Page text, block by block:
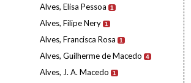
Alves, Elisa Pessoa 1
Alves, Filipe Nery 1
Alves, Francisca Rosa 1
Alves, Guilherme de Macedo 4
Alves, J. A. Macedo 1